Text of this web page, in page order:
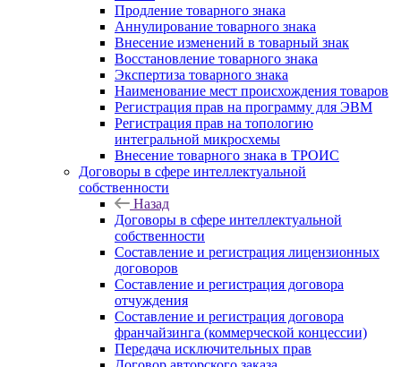
Продление товарного знака
Аннулирование товарного знака
Внесение изменений в товарный знак
Восстановление товарного знака
Экспертиза товарного знака
Наименование мест происхождения товаров
Регистрация прав на программу для ЭВМ
Регистрация прав на топологию
интегральной микросхемы
Внесение товарного знака в ТРОИС
Договоры в сфере интеллектуальной
собственности
Назад
Договоры в сфере интеллектуальной
собственности
Составление и регистрация лицензионных
договоров
Составление и регистрация договора
отчуждения
Составление и регистрация договора
франчайзинга (коммерческой концессии)
Передача исключительных прав